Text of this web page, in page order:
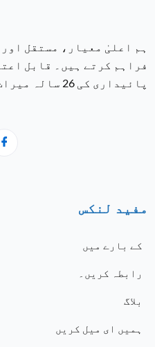
ہم اعلیٰ معیار، مستقل
فراہم کرتے ہیں۔ قابل
پائیداری کی 26 سالہ میراث۔
مفید لنکس
کے بارے میں
رابطہ کریں۔
بلاگ
ہمیں ای میل کریں